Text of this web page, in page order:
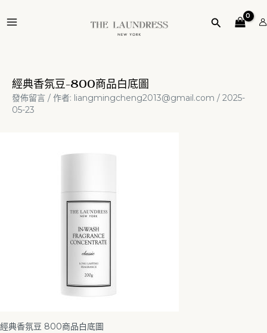
至
搜
經典香氛豆-800商品白底圖
發佈留言 / 作者: liangmingcheng2013@gmail.com / 2025-
05-23
經典香氛豆 800商品白底圖
navigation